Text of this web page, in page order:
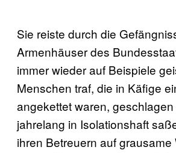
Sie reiste durch die
Armenhäuser des
immer wieder auf Beispiele
Menschen traf, die in Käfige
angekettet waren,
jahrelang in Isolationshaft
ihren Betreuern auf grausame